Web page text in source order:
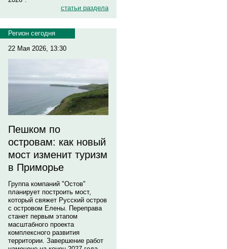
статьи раздела
Регион сегодня
22 Мая 2026, 13:30
Пешком по
островам: как новый
мост изменит туризм
в Приморье
Группа компаний "Остов"
планирует построить мост,
который свяжет Русский остров
с островом Елены. Переправа
станет первым этапом
масштабного проекта
комплексного развития
территории. Завершение работ